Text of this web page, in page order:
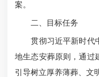
案。
二、目标任务
贯彻习近平新时代
地生态安葬原则，通过
引导树立厚养薄葬、文